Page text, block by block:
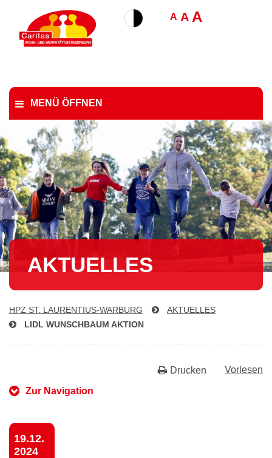
A A A
MENÜ ÖFFNEN
AKTUELLES
HPZ ST. LAU­REN­TI­US-WAR­BURG
AKTUELLES
LIDL WUNSCHBAUM AKTION
Vorlesen
Drucken
Zur Navigation
19.12.
2024